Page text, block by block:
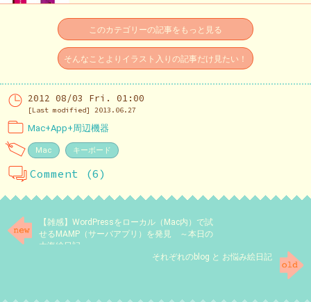
このカテゴリーの記事をもっと見る
そんなことよりイラスト入りの記事だけ見たい！
2012 08/03 Fri. 01:00
[Last modified] 2013.06.27
Mac+App+周辺機器
Mac キーボード
Comment (6)
【雑感】WordPressをローカル（Mac内）で試
せるMAMP（サーバアプリ）を発見 ～本日の
大海絵日記
それぞれのblog と お悩み絵日記